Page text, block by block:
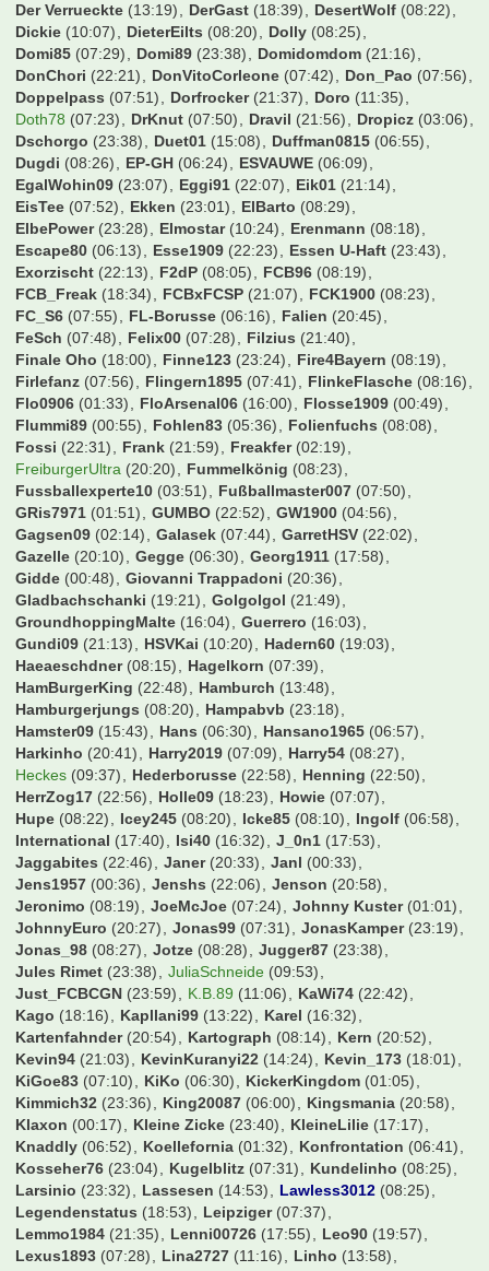
Dachlatt1405(17:12) Dangermike(07:41)
Daniel Düsentrieb(07:42) Daniel FCB(13:34)
Daniel089(03:54) Daniel33(12:28) Dannis_23 (08:27)
Danny1895(01:28) Deilginis(00:10) Denis
(02:57)
DennisHopper(20:29) Der Hans(10:51) Der S1904(19:45)
Der Verrueckte
(13:19) DerGast (18:39) DesertWolf(08:22)
Dickie(10:07) DieterEilts(08:20) Dolly(08:25)
Domi85(07:29) Domi89(23:38) Domidomdom(21:16)
DonChori(22:21) DonVitoCorleone(07:42) Don_Pao
Doppelpass(07:51) Dorfrocker(21:37) Doro
Doth78(07:23) DrKnut(07:50) Dravil(21:56) Dropicz(03:06)
Dschorgo (23:38) Duet01(15:08) Duffman0815(06:55)
Dugdi(08:26) EP-GH(06:24) ESVAUWE (06:09)
EgalWohin09(23:07) Eggi91(22:07) Eik01(21:14)
EisTee (07:52) Ekken(23:01) ElBarto(08:29)
ElbePower(23:28) Elmostar(10:24) Erenmann
Escape80(06:13) Esse1909(22:23) Essen U-Haft (23:43)
Exorzischt(22:13) F2dP(08:05) FCB96(08:19)
FCB_Freak(18:34) FCBxFCSP(21:07) FCK1900(08:23)
FC_S6(07:55) FL-Borusse(06:16) Falien(20:45)
FeSch(07:48) Felix00(07:28) Filzius (21:40)
Finale Oho(18:00) Finne123(23:24) Fire4Bayern
Firlefanz(07:56) Flingern1895(07:41) FlinkeFlasche
Flo0906(01:33) FloArsenal06(16:00) Flosse1909(00:49)
Flummi89(00:55) Fohlen83(05:36) Folienfuchs(08:08)
Fossi(22:31) Frank(21:59) Freakfer(02:19)
FreiburgerUltra
(20:20) Fummelkönig(08:23)
Fussballexperte10(03:51) Fußballmaster007
GRis7971(01:51) GUMBO(22:52) GW1900(04:56)
Gagsen09(02:14) Galasek(07:44) GarretHSV(22:02)
Gazelle(20:10) Gegge (06:30) Georg1911
Gidde(00:48) Giovanni Trappadoni(20:36)
Gladbachschanki(19:21) Golgolgol (21:49)
GroundhoppingMalte(16:04) Guerrero(16:03)
Gundi09(21:13) HSVKai(10:20) Hadern60(19:03)
Haeaeschdner
(08:15) Hagelkorn(07:39)
HamBurgerKing(22:48) Hamburch
(13:48)
Hamburgerjungs(08:20) Hampabvb(23:18)
Hamster09(15:43) Hans(06:30) Hansano1965(06:57)
Harkinho(20:41) Harry2019(07:09) Harry54(08:27)
Heckes(09:37) Hederborusse(22:58) Henning(22:50)
HerrZog17(22:56) Holle09(18:23) Howie(07:07)
Hupe(08:22) Icey245(08:20) Icke85 (08:10) Ingolf(06:58)
International(17:40) Isi40(16:32) J_0n1(17:53)
Jaggabites(22:46) Janer(20:33) Janl(00:33)
Jens1957(00:36) Jenshs(22:06) Jenson(20:58)
Jeronimo(08:19) JoeMcJoe(07:24) Johnny Kuster
JohnnyEuro(20:27) Jonas99(07:31) JonasKamper(23:19)
Jonas_98(08:27) Jotze(08:28) Jugger87(23:38)
Jules Rimet(23:38) JuliaSchneide(09:53)
Just_FCBCGN(23:59) K.B.89(11:06) KaWi74(22:42)
Kago(18:16) Kapllani99(13:22) Karel(16:32)
Kartenfahnder(20:54) Kartograph(08:14) Kern(20:52)
Kevin94(21:03) KevinKuranyi22(14:24) Kevin_173 (18:01)
KiGoe83 (07:10) KiKo(06:30) KickerKingdom(01:05)
Kimmich32(23:36) King20087(06:00) Kingsmania
Klaxon(00:17) Kleine Zicke(23:40) KleineLilie (17:17)
Knaddly(06:52) Koellefornia (01:32) Konfrontation